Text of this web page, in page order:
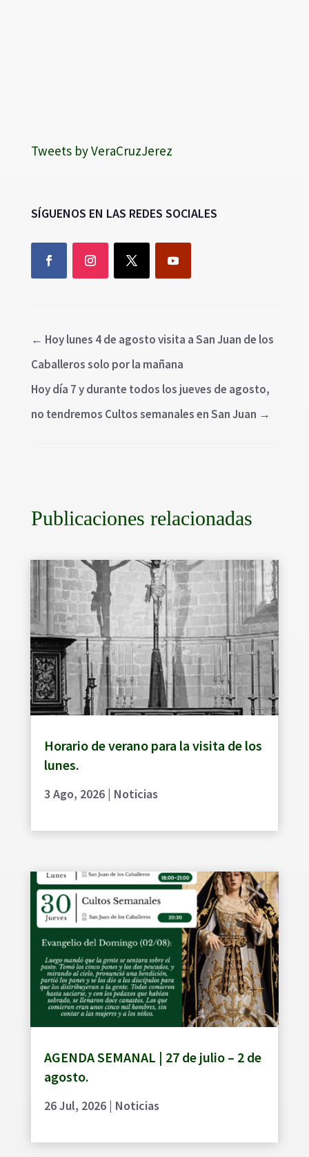
Tweets by VeraCruzJerez
SÍGUENOS EN LAS REDES SOCIALES
← Hoy lunes 4 de agosto visita a San Juan de los
Caballeros solo por la mañana
Hoy día 7 y durante todos los jueves de agosto,
no tendremos Cultos semanales en San Juan →
Publicaciones relacionadas
Horario de verano para la visita de los
lunes.
3 Ago, 2026| Noticias
AGENDA SEMANAL | 27 de julio – 2 de
agosto.
26 Jul, 2026| Noticias